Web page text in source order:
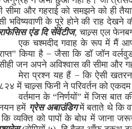
सीमा और गहराई को समझने को ही
भविष्यवाणी के पूरे होने की राह देखने
एंड दि सेंवेंटीज, चाल्र्स एल
एक चश्मदीद गवाह के रूप में मैं
किया है − जैसा कि डॉ जॉन
जन अपने अविश्वास की सीमा और
मेरा प्रश्न यह हैं − कि ऐसी
में चाल्र्स फिनी ने परिवर्तन को
वर्तमान के “निर्णयों” में जिस बात
हमें ग्रेस अबाउंडिगमें बताते थे कि
व्यक्ति को पापों के बोध में जाना